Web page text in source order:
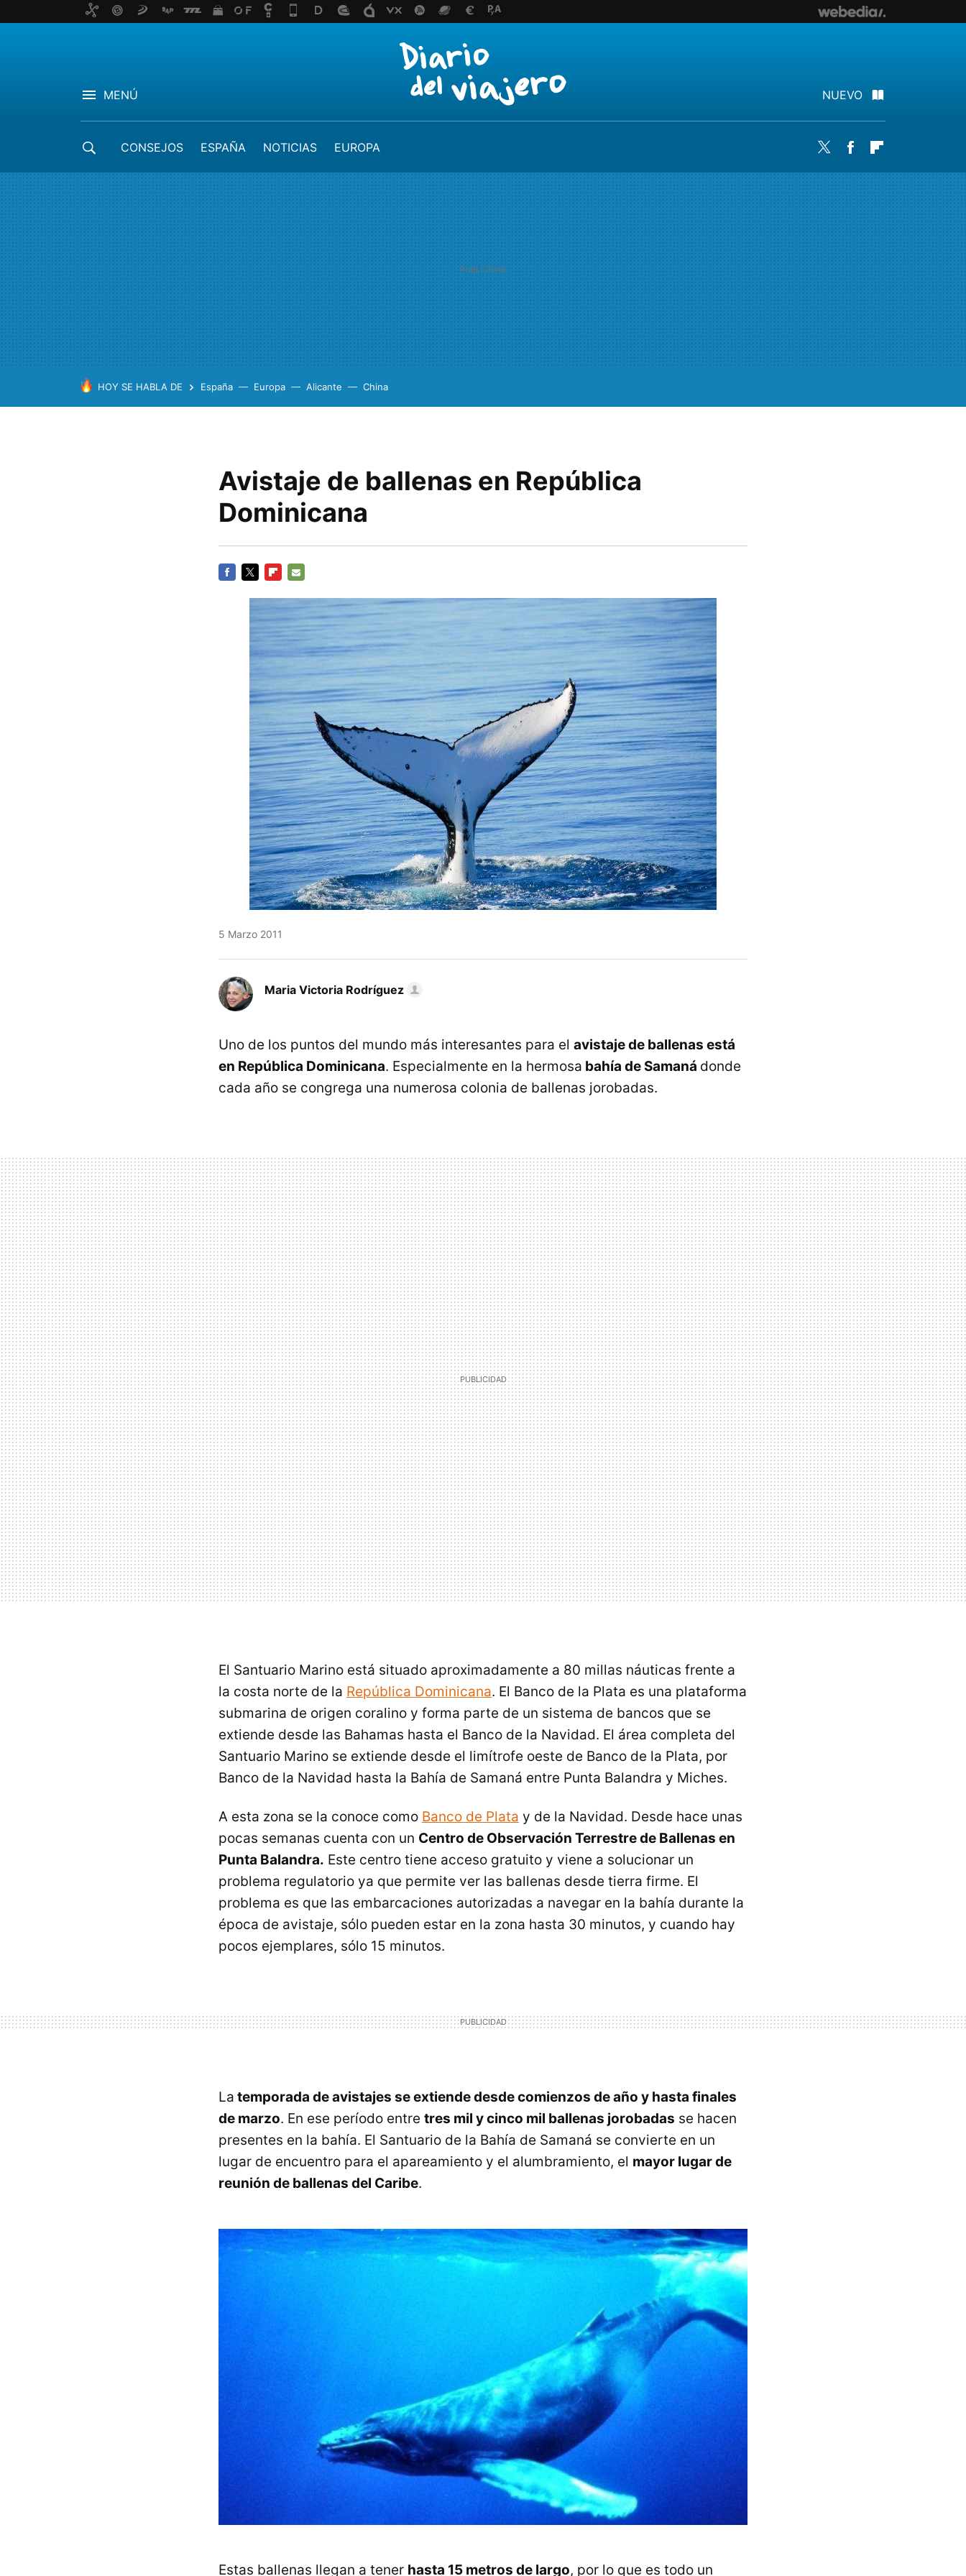
MENÚ NUEVO
CONSEJOS ESPAÑA NOTICIAS EUROPA Twitter Facebook
HOY SE HABLA DE España Europa Alicante China
Avistaje de ballenas en República
Dominicana
MAIL
5 Marzo 2011
Maria Victoria Rodríguez
Uno de los puntos del mundo más interesantes para el avistaje de ballenas está
en República Dominicana. Especialmente en la hermosa bahía de Samaná donde
cada año se congrega una numerosa colonia de ballenas jorobadas.
El Santuario Marino está situado aproximadamente a 80 millas náuticas frente a
la costa norte de la República Dominicana. El Banco de la Plata es una plataforma
submarina de origen coralino y forma parte de un sistema de bancos que se
extiende desde las Bahamas hasta el Banco de la Navidad. El área completa del
Santuario Marino se extiende desde el limítrofe oeste de Banco de la Plata, por
Banco de la Navidad hasta la Bahía de Samaná entre Punta Balandra y Miches.
A esta zona se la conoce como Banco de Plata y de la Navidad. Desde hace unas
pocas semanas cuenta con un Centro de Observación Terrestre de Ballenas en
Punta Balandra. Este centro tiene acceso gratuito y viene a solucionar un
problema regulatorio ya que permite ver las ballenas desde tierra firme. El
problema es que las embarcaciones autorizadas a navegar en la bahía durante la
época de avistaje, sólo pueden estar en la zona hasta 30 minutos, y cuando hay
pocos ejemplares, sólo 15 minutos.
La temporada de avistajes se extiende desde comienzos de año y hasta finales
de marzo. En ese período entre tres mil y cinco mil ballenas jorobadas se hacen
presentes en la bahía. El Santuario de la Bahía de Samaná se convierte en un
lugar de encuentro para el apareamiento y el alumbramiento, el mayor lugar de
reunión de ballenas del Caribe.
Estas ballenas llegan a tener hasta 15 metros de largo, por lo que es todo un